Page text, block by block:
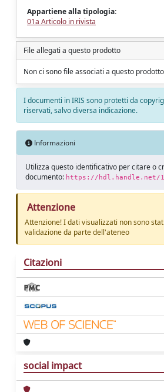
Appartiene alla tipologia:
01a Articolo in rivista
File allegati a questo prodotto
Non ci sono file associati a questo
I documenti in IRIS sono protetti da
riservati, salvo diversa indicazione.
Informazioni
Utilizza questo identificativo per citare o
documento: https://hdl.handle.net/
Attenzione
Attenzione! I dati visualizzati non sono
validazione da parte dell'ateneo
Citazioni
social impact